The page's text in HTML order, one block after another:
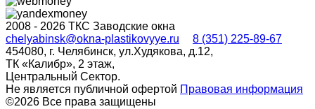
2008 - 2026 ТКС Заводские окна
chelyabinsk@okna-plastikovyye.ru
8 (351) 225-89-67
454080, г. Челябинск, ул.Худякова, д.12,
ТК «Калибр», 2 этаж,
Центральный Сектор.
Не является публичной офертой Правовая информация
©2026 Все права защищены